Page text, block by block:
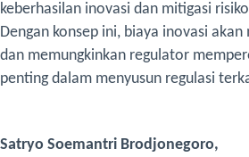
keberhasilan inovasi dan mitigasi
Dengan konsep ini, biaya inovasi
dan memungkinkan regulator
penting dalam menyusun regulasi
Satryo Soemantri Brodjonegoro,